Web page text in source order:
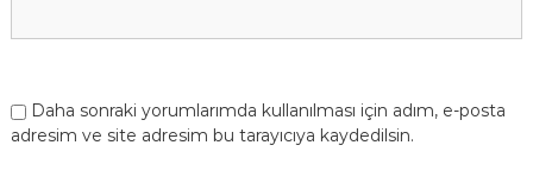
Daha sonraki yorumlarımda kullanılması için adım, e-posta
adresim ve site adresim bu tarayıcıya kaydedilsin.